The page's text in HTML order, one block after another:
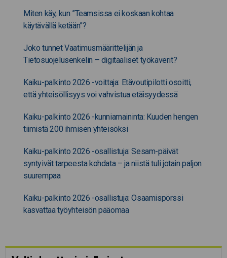
Miten käy, kun ”Teamsissa ei koskaan kohtaa
käytävällä ketään”?
Joko tunnet Vaatimusmäärittelijän ja
Tietosuojelusenkelin – digitaaliset työkaverit?
Kaiku-palkinto 2026 -voittaja: Etävoutipilotti osoitti,
että yhteisöllisyys voi vahvistua etäisyydessä
Kaiku-palkinto 2026 -kunniamaininta: Kuuden hengen
tiimistä 200 ihmisen yhteisöksi
Kaiku-palkinto 2026 -osallistuja: Sesam-päivät
syntyivät tarpeesta kohdata – ja niistä tuli jotain paljon
suurempaa
Kaiku-palkinto 2026 -osallistuja: Osaamispörssi
kasvattaa työyhteisön pääomaa